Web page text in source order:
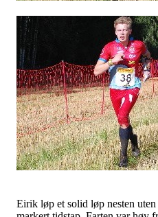
Eirik løp et solid løp nesten